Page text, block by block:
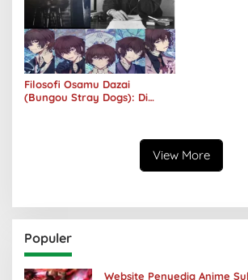
Filosofi Osamu Dazai
(Bungou Stray Dogs): Di
View More
Populer
Website Penyedia Anime